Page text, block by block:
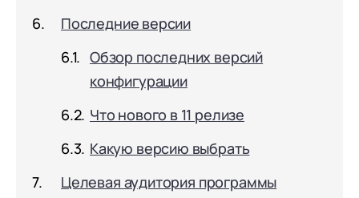
Последние версии
Обзор последних версий
конфигурации
Что нового в 11 релизе
Какую версию выбрать
Целевая аудитория программы
1С:Управление холдингом
WA:Финансист
Отраслевые решения
Легкая логистика
Бизнес-аналитика (BI)
1С:Аналитика